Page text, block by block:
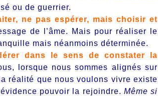
ou de guerrier.
ne pas espérer, mais choisir et
de l’âme. Mais pour réaliser le
mais néanmoins déterminée.
dans le sens de constater la
lorsque nous sommes alignés sur
réalité que nous voulons vivre existe
pouvoir la rejoindre. Même si